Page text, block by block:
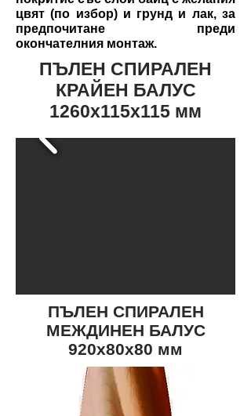
цвят (по избор) и грунд и лак, за
предпочитане преди
окончателния монтаж.
ПЪЛЕН СПИРАЛЕН
КРАЙЕН БАЛУС
1260x115x115 мм
ПЪЛЕН СПИРАЛЕН
МЕЖДИНЕН БАЛУС
920х80х80 мм